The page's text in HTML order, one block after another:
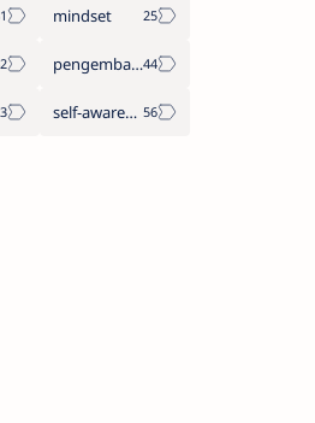
mindset
pengembangan-diri
self-awareness